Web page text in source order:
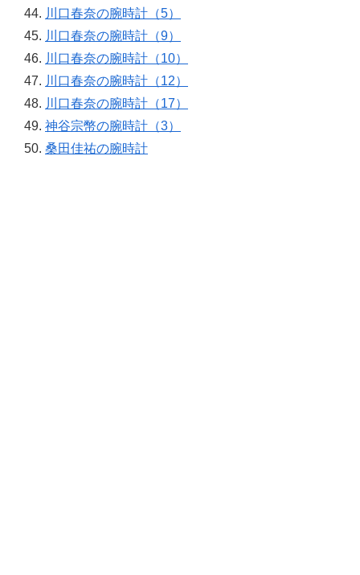
川口春奈の腕時計（5）
川口春奈の腕時計（9）
川口春奈の腕時計（10）
川口春奈の腕時計（12）
川口春奈の腕時計（17）
神谷宗幣の腕時計（3）
桑田佳祐の腕時計